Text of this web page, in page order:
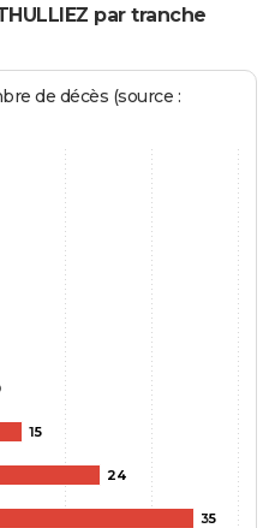
par tranche
de décès (source :
15
24
35